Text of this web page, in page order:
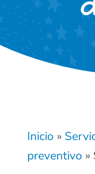
Inicio »
preventivo »